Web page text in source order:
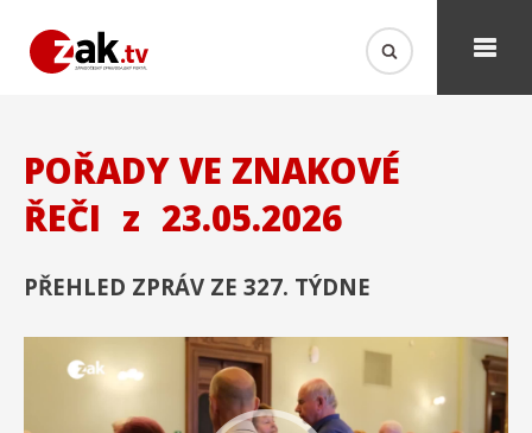
POŘADY VE ZNAKOVÉ
ŘEČI z 23.05.2026
PŘEHLED ZPRÁV ZE 327. TÝDNE